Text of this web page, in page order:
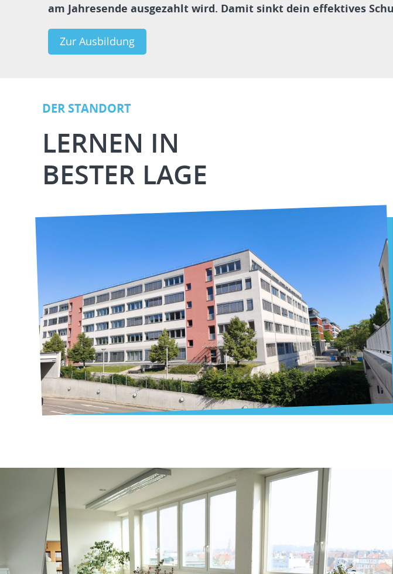
am Jahresende ausgezahlt wird. Damit sinkt dein effektives
Zur Ausbildung
DER STANDORT
LERNEN IN
BESTER LAGE